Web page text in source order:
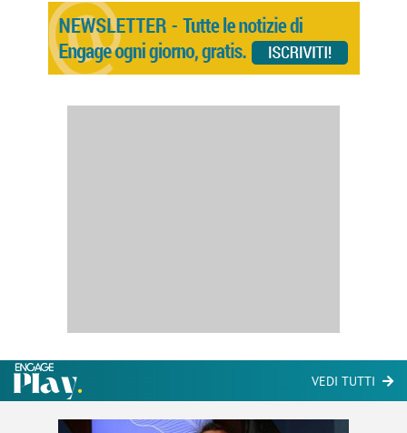
VEDI TUTTI